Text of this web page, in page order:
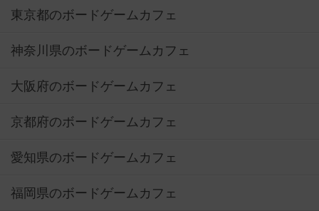
東京都のボードゲームカフェ
神奈川県のボードゲームカフェ
大阪府のボードゲームカフェ
京都府のボードゲームカフェ
愛知県のボードゲームカフェ
福岡県のボードゲームカフェ